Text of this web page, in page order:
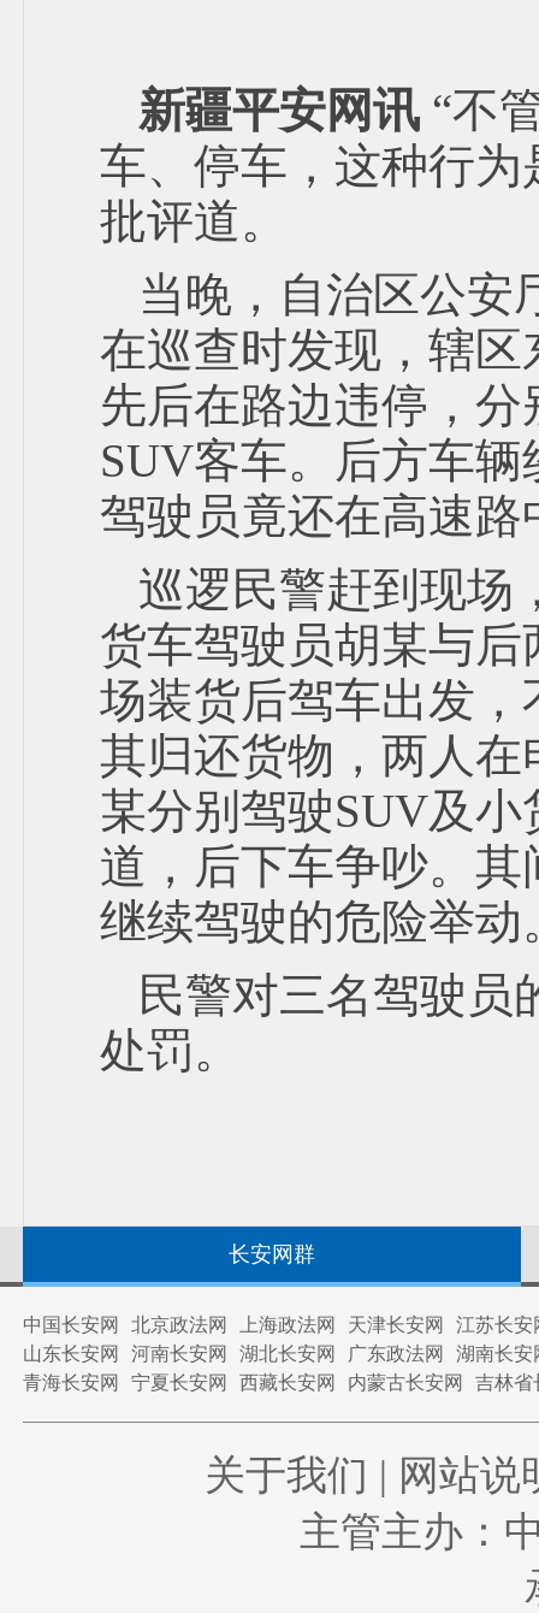
新疆平安网讯 “不
车、停车，这种行为
批评道。
当晚，自治区公安
在巡查时发现，辖
先后在路边违停，
SUV客车。后方车
驾驶员竟还在高速
巡逻民警赶到现场
货车驾驶员胡某与
场装货后驾车出发
其归还货物，两人
某分别驾驶SUV及
道，后下车争吵。
继续驾驶的危险举动
民警对三名驾驶员
处罚。
长安网群
中国长安网 北京政法网 上海政法网 天津长安网
江苏长安
山东长安网
河南长安网 湖北长安网 广东政法网
湖南长安
青海长安网
宁夏长安网 西藏长安网 内蒙古长安网 吉林省
关于我们 | 网站说
主管主办：